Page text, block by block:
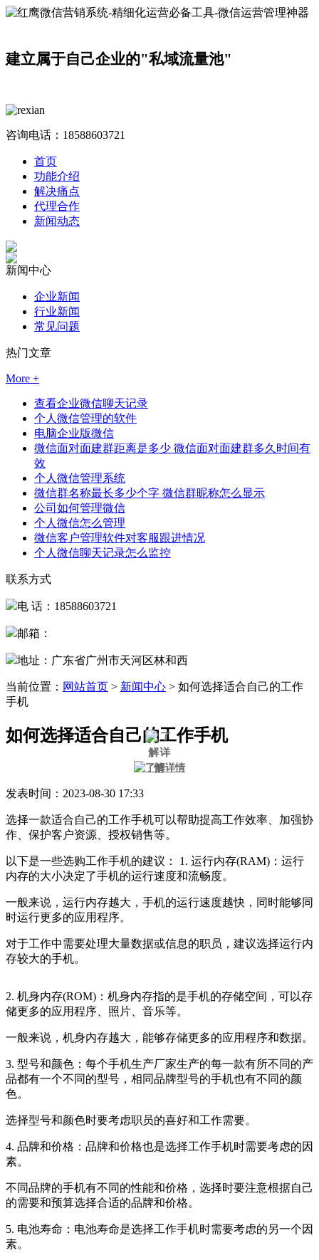
建立属于自己企业的"私域流量池"
咨询电话： 18588603721
首页
功能介绍
解决痛点
代理合作
新闻动态
新闻中心
企业新闻
行业新闻
常见问题
热门文章
More +
查看企业微信聊天记录
个人微信管理的软件
电脑企业版微信
微信面对面建群距离是多少 微信面对面建群多久时间有
效
个人微信管理系统
微信群名称最长多少个字 微信群昵称怎么显示
公司如何管理微信
个人微信怎么管理
微信客户管理软件对客服跟进情况
个人微信聊天记录怎么监控
联系方式
电 话：18588603721
邮箱：
地址：广东省广州市天河区林和西
当前位置： 网站首页 > 新闻中心 > 如何选择适合自己的工作
手机
如何选择适合自己的工作手机
发表时间：2023-08-30 17:33
选择一款适合自己的工作手机可以帮助提高工作效率、加强协
作、保护客户资源、授权销售等。
以下是一些选购工作手机的建议： 1. 运行内存(RAM)：运行
内存的大小决定了手机的运行速度和流畅度。
一般来说，运行内存越大，手机的运行速度越快，同时能够同
时运行更多的应用程序。
对于工作中需要处理大量数据或信息的职员，建议选择运行内
存较大的手机。
2. 机身内存(ROM)：机身内存指的是手机的存储空间，可以存
储更多的应用程序、照片、音乐等。
一般来说，机身内存越大，能够存储更多的应用程序和数据。
3. 型号和颜色：每个手机生产厂家生产的每一款有所不同的产
品都有一个不同的型号，相同品牌型号的手机也有不同的颜
色。
选择型号和颜色时要考虑职员的喜好和工作需要。
4. 品牌和价格：品牌和价格也是选择工作手机时需要考虑的因
素。
不同品牌的手机有不同的性能和价格，选择时要注意根据自己
的需要和预算选择合适的品牌和价格。
5. 电池寿命：电池寿命是选择工作手机时需要考虑的另一个因
素。